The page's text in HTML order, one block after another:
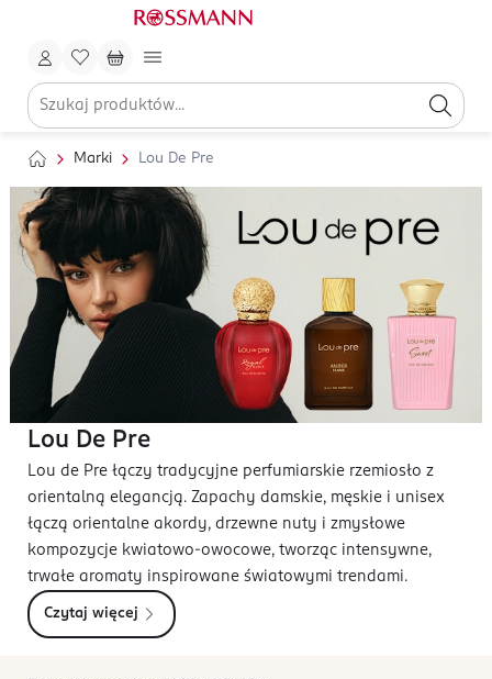
Marki Lou De Pre
Lou De Pre
Lou de Pre łączy tradycyjne perfumiarskie rzemiosło z
orientalną elegancją. Zapachy damskie, męskie i unisex
łączą orientalne akordy, drzewne nuty i zmysłowe
kompozycje kwiatowo-owocowe, tworząc intensywne,
trwałe aromaty inspirowane światowymi trendami.
Czytaj więcej